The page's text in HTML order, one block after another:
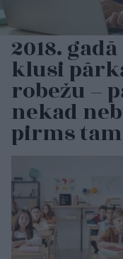
2018.
klusi
robežu –
nekad
pirms tam